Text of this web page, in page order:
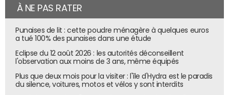
À NE PAS RATER
Punaises de lit : cette poudre ménagère à quelques euros
a tué 100% des punaises dans une étude
Eclipse du 12 août 2026 : les autorités déconseillent
l'observation aux moins de 3 ans, même équipés
Plus que deux mois pour la visiter : l'île d'Hydra est le paradis
du silence, voitures, motos et vélos y sont interdits